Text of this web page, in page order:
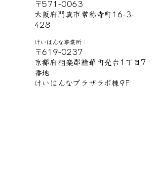
〒571-0063
大阪府門真市常称寺町16-3-
428
けいはんな事業所：
〒619-0237
京都府相楽郡精華町光台1丁目7
番地
けいはんなプラザラボ棟9F